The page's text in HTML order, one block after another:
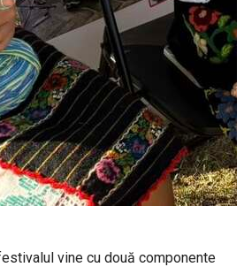
vine cu două componente